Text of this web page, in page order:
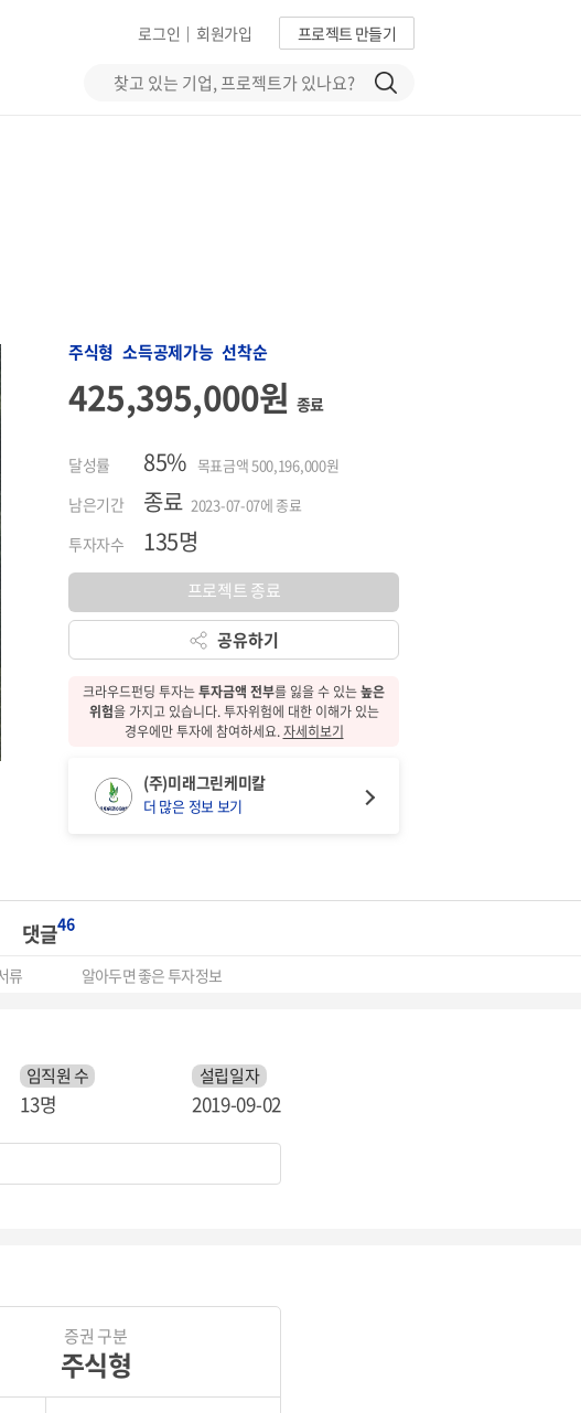
프로젝트 만들기
회원가입
|
로그인
주식형 소득공제가능 선착순
425,395,000원 종료
달성률 85% 목표금액 500,196,000원
남은기간 종료 2023-07-07에 종료
투자자수 135명
프로젝트 종료
공유하기
크라우드펀딩 투자는투자금액 전부를 잃을 수 있는높은
위험을 가지고 있습니다.투자위험에 대한 이해가 있는
경우에만 투자에 참여하세요.자세히보기
(주)미래그린케미칼
더 많은 정보 보기
댓글46
류 알아두면 좋은 투자정보
임직원 수
13명
설립일자
2019-09-02
증권 구분
주식형